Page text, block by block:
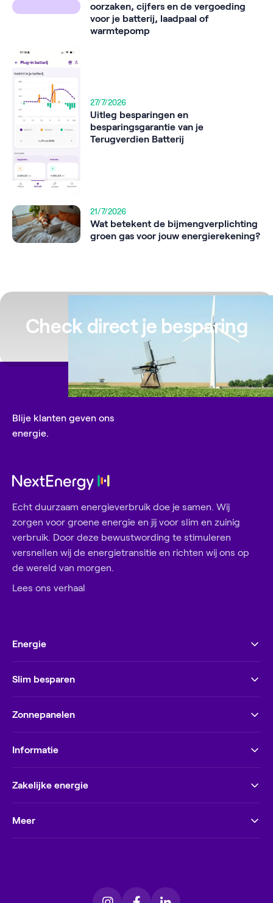
oorzaken, cijfers en de vergoeding
voor je batterij, laadpaal of
warmtepomp
27/7/2026
Uitleg besparingen en
besparingsgarantie van je
Terugverdien Batterij
21/7/2026
Wat betekent de bijmengverplichting
groen gas voor jouw energierekening?
Check direct je besparing
Blije klanten geven ons
energie.
Echt duurzaam energieverbruik doe je samen. Wij
zorgen voor groene energie en jij voor slim en zuinig
verbruik. Door deze bewustwording te stimuleren
versnellen wij de energietransitie en richten wij ons op
de wereld van morgen.
Lees ons verhaal
Energie
Slim besparen
Zonnepanelen
Informatie
Zakelijke energie
Meer